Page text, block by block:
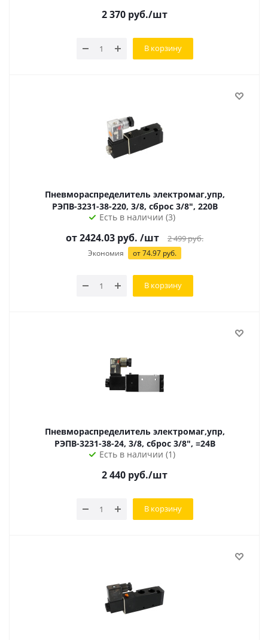
2 370 руб./шт
В корзину
Пневмораспределитель электромаг,упр,
РЭПВ-3231-38-220, 3/8, сброс 3/8", 220В
Есть в наличии (3)
от 2424.03 руб. /шт 2 499руб.
Экономия от74.97 руб.
В корзину
Пневмораспределитель электромаг,упр,
РЭПВ-3231-38-24, 3/8, сброс 3/8", =24В
Есть в наличии (1)
2 440 руб./шт
В корзину